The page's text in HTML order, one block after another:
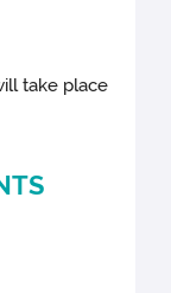
take place